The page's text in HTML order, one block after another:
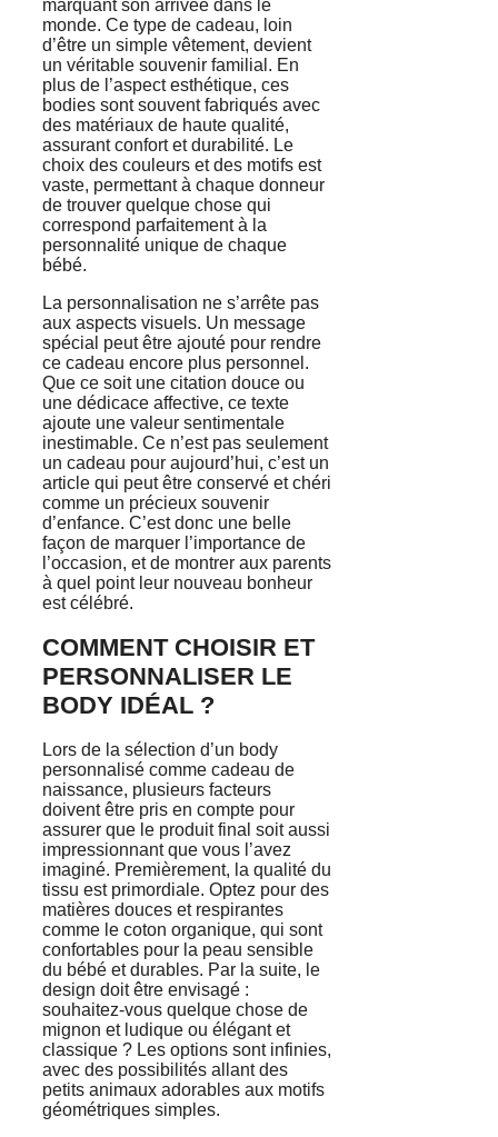
marquant son arrivée dans le
monde. Ce type de cadeau, loin
d’être un simple vêtement, devient
un véritable souvenir familial. En
plus de l’aspect esthétique, ces
bodies sont souvent fabriqués avec
des matériaux de haute qualité,
assurant confort et durabilité. Le
choix des couleurs et des motifs est
vaste, permettant à chaque donneur
de trouver quelque chose qui
correspond parfaitement à la
personnalité unique de chaque
bébé.
La personnalisation ne s’arrête pas
aux aspects visuels. Un message
spécial peut être ajouté pour rendre
ce cadeau encore plus personnel.
Que ce soit une citation douce ou
une dédicace affective, ce texte
ajoute une valeur sentimentale
inestimable. Ce n’est pas seulement
un cadeau pour aujourd’hui, c’est un
article qui peut être conservé et chéri
comme un précieux souvenir
d’enfance. C’est donc une belle
façon de marquer l’importance de
l’occasion, et de montrer aux parents
à quel point leur nouveau bonheur
est célébré.
COMMENT CHOISIR ET
PERSONNALISER LE
BODY IDÉAL ?
Lors de la sélection d’un body
personnalisé comme cadeau de
naissance, plusieurs facteurs
doivent être pris en compte pour
assurer que le produit final soit aussi
impressionnant que vous l’avez
imaginé. Premièrement, la qualité du
tissu est primordiale. Optez pour des
matières douces et respirantes
comme le coton organique, qui sont
confortables pour la peau sensible
du bébé et durables. Par la suite, le
design doit être envisagé :
souhaitez-vous quelque chose de
mignon et ludique ou élégant et
classique ? Les options sont infinies,
avec des possibilités allant des
petits animaux adorables aux motifs
géométriques simples.